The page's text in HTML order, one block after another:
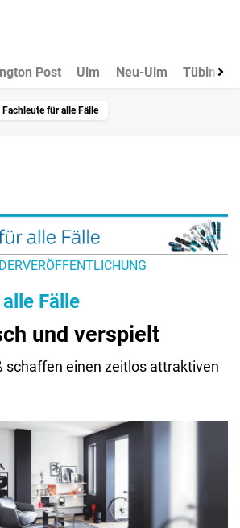
Post Ulm Neu-Ulm Tübingen
Fachleute für alle Fälle
Fälle
und verspielt
schaffen einen zeitlos attraktiven